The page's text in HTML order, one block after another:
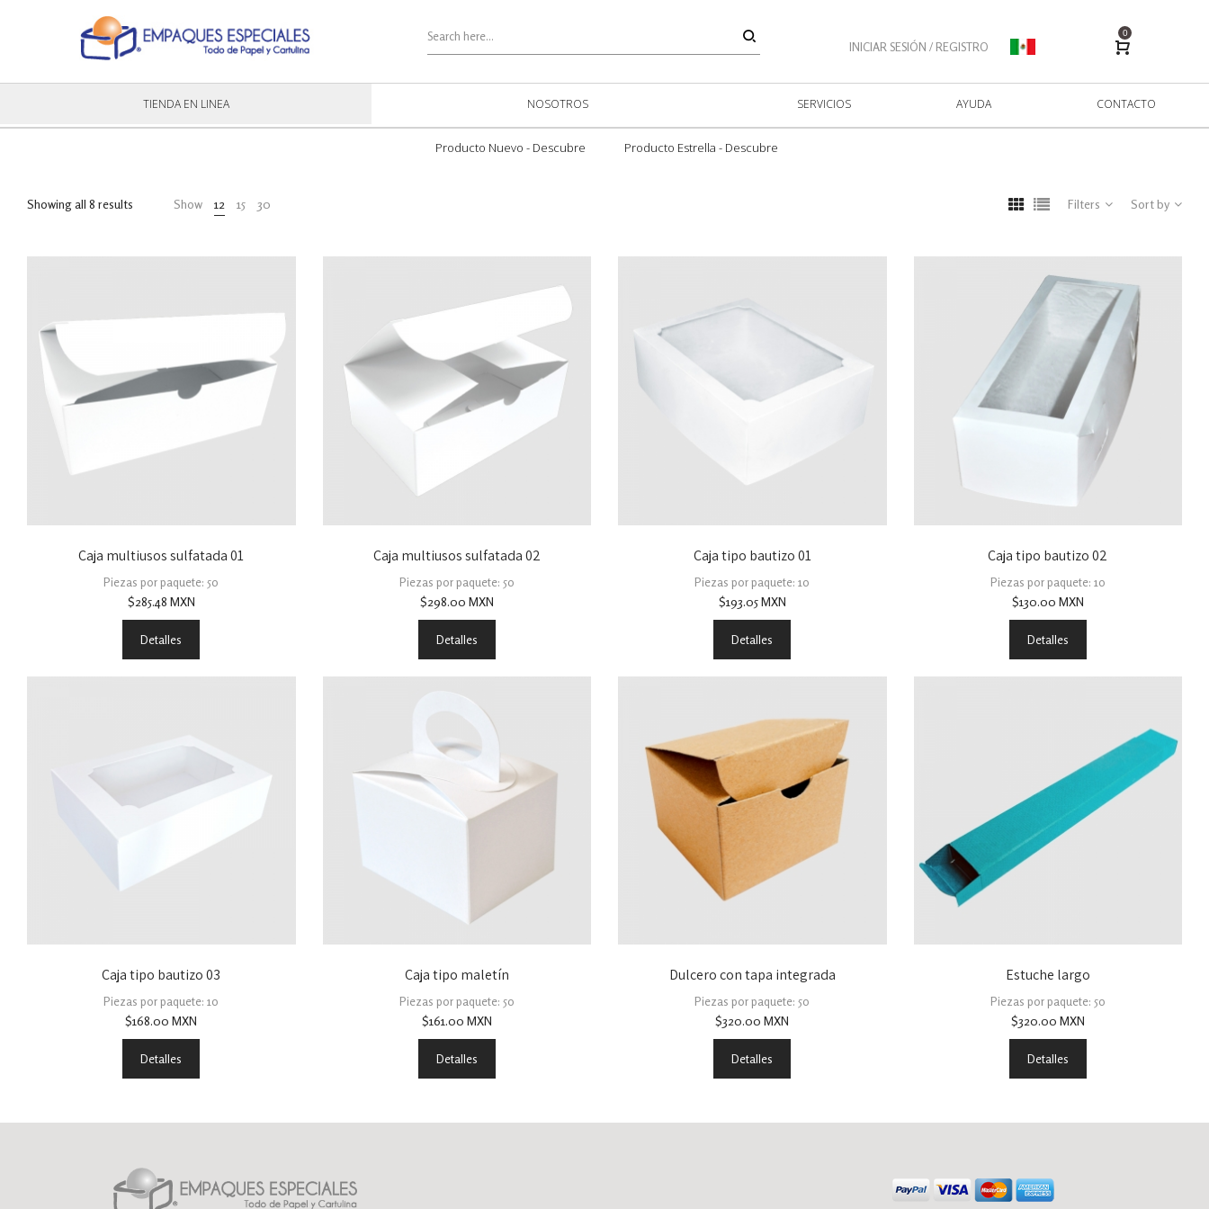
INICIAR SESIÓN / REGISTRO
0
TIENDA EN LINEA NOSOTROS SERVICIOS AYUDA CONTACTO
Producto Nuevo - Descubre Producto Estrella - Descubre
Showing all 8 results Show 12 15 30 Filters Sort by
Caja multiusos sulfatada 01
Piezas por paquete: 50
$285.48 MXN
Detalles
Caja multiusos sulfatada 02
Piezas por paquete: 50
$298.00 MXN
Detalles
Caja tipo bautizo 01
Piezas por paquete: 10
$193.05MXN
Detalles
Caja tipo bautizo 02
Piezas por paquete: 10
$130.00 MXN
Detalles
Caja tipo bautizo 03
Piezas por paquete: 10
$168.00 MXN
Detalles
Caja tipo maletín
Piezas por paquete: 50
$161.00 MXN
Detalles
Dulcero con tapa integrada
Piezas por paquete: 50
$320.00 MXN
Detalles
Estuche largo
Piezas por paquete: 50
$320.00 MXN
Detalles